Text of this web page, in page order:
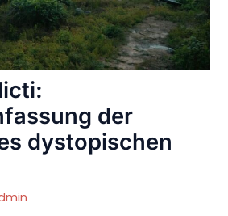
der
dystopischen